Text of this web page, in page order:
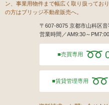
ン、事業用物件まで幅広く取り扱ってお
の方はブリッジ不動産販売へ。
〒607-8075 京都市山科区
営業時間／AM9:30～
売買専用
賃貸管理専用